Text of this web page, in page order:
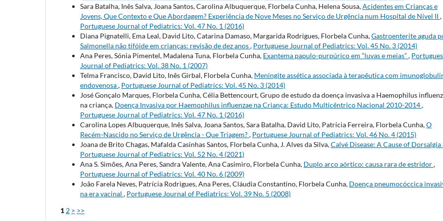
Sara Batalha, Inês Salva, Joana Santos, Carolina Albuquerque, Florbela Cunha, Helena Sousa,Acidentes em Crianças e
Jovens, Que Contexto e Que Abordagem? Experiência de Nove Meses no Serviço de Urgência num Hospital de Nível II ,
Portuguese Journal of Pediatrics: Vol. 47 No. 1 (2016)
Diana Pignatelli, Ema Leal, David Lito, Catarina Damaso, Margarida Rodrigues, Florbela Cunha,Gastroenterite aguda
Salmonella não tifóide em crianças: revisão de dez anos, Portuguese Journal of Pediatrics: Vol. 45 No. 3 (2014)
Ana Peres, Sónia Pimentel, Madalena Tuna, Florbela Cunha, Exantema papulo-purpúrico em “luvas e meias”,
Journal of Pediatrics: Vol. 38 No. 1 (2007)
Telma Francisco, David Lito, Inês Girbal, Florbela Cunha, Meningite assética associada à terapêutica com
endovenosa, Portuguese Journal of Pediatrics: Vol. 45 No. 3 (2014)
José Gonçalo Marques, Florbela Cunha, Célia Bettencourt, Grupo de estudo da doença invasiva a Haemophilus
na criança, Doença Invasiva por Haemophilus influenzae na Criança: Estudo Multicêntrico Nacional 2010-2014,
Portuguese Journal of Pediatrics: Vol. 47 No. 1 (2016)
Carolina Lopes Albuquerque, Inês Salva, Joana Santos, Sara Batalha, David Lito, Patrícia Ferreira, Florbela Cunha,O
Recém-Nascido no Serviço de Urgência - Que Triagem?, Portuguese Journal of Pediatrics: Vol. 46 No. 4 (2015)
Joana de Brito Chagas, Mafalda Casinhas Santos, Florbela Cunha, J. Alves da Silva,Calvé Disease: A Cause of Dorsalgia
Portuguese Journal of Pediatrics: Vol. 52 No. 4 (2021)
Ana S. Simões, Ana Peres, Sandra Valente, Ana Casimiro, Florbela Cunha, Duplo arco aórtico: causa rara de estridor,
Portuguese Journal of Pediatrics: Vol. 40 No. 6 (2009)
João Farela Neves, Patrícia Rodrigues, Ana Peres, Cláudia Constantino, Florbela Cunha, Doença pneumocóccica
na era vacinal , Portuguese Journal of Pediatrics: Vol. 39 No. 5 (2008)
1 2 > >>